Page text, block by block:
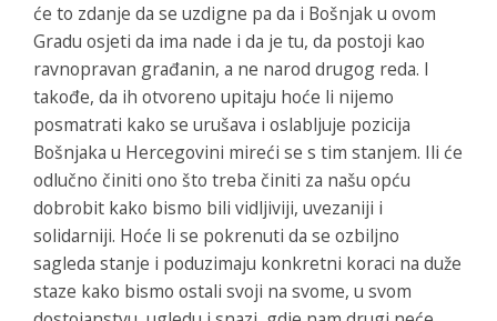
će to zdanje da se uzdigne pa da i Bošnjak u ovom
Gradu osjeti da ima nade i da je tu, da postoji kao
ravnopravan građanin, a ne narod drugog reda. I
takođe, da ih otvoreno upitaju hoće li nijemo
posmatrati kako se urušava i oslabljuje pozicija
Bošnjaka u Hercegovini mireći se s tim stanjem. Ili će
odlučno činiti ono što treba činiti za našu opću
dobrobit kako bismo bili vidljiviji, uvezaniji i
solidarniji. Hoće li se pokrenuti da se ozbiljno
sagleda stanje i poduzimaju konkretni koraci na duže
staze kako bismo ostali svoji na svome, u svom